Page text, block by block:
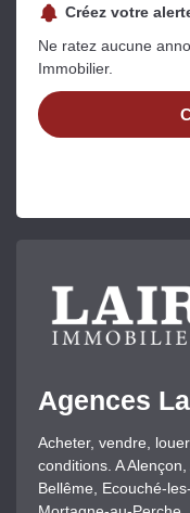
Créez votre
Ne ratez aucune
Immobilier.
Agences
Acheter, vendre,
conditions. A
Bellême, Ecouché-